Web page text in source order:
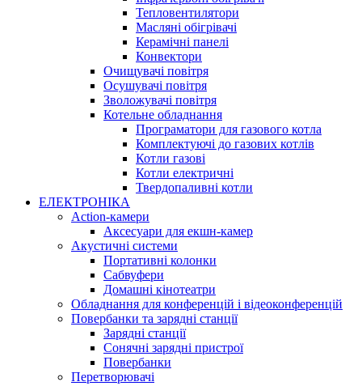
Тепловентилятори
Масляні обігрівачі
Керамічні панелі
Конвектори
Очищувачі повітря
Осушувачі повітря
Зволожувачі повітря
Котельне обладнання
Програматори для газового котла
Комплектуючі до газових котлів
Котли газові
Котли електричні
Твердопаливні котли
ЕЛЕКТРОНІКА
Action-камери
Аксесуари для екшн-камер
Акустичні системи
Портативні колонки
Сабвуфери
Домашні кінотеатри
Обладнання для конференцій і відеоконференцій
Повербанки та зарядні станції
Зарядні станції
Сонячні зарядні пристрої
Повербанки
Перетворювачі